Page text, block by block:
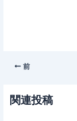
前
関連投稿